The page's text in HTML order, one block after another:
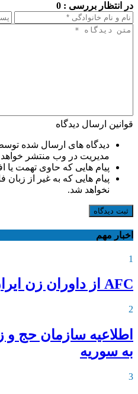
در انتظار بررسی : 0
قوانین ارسال دیدگاه
دیدگاه های ارسال شده
مدیریت در وب منتشر
پیام هایی که حاوی تهمت یا
پیام هایی که به غیر از
نخواهد شد.
ثبت دیدگاه
اخبار مهم
1
AFC از داوران زن ایران دعوت کرد
2
اطلاعیه‌ سازمان حج و
به سوریه
3